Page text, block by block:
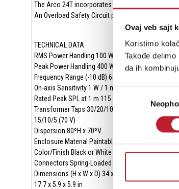
Ovaj veb sajt
Koristimo
Takođe
da ih
сагласности
The Arco 24T incorporates two 4” woofers with
An Overload Safety Circuit protects the speakers
TECHNICAL DATA
RMS Power Handling 100 W
Peak Power Handling 400 W
Frequency Range (-10 dB) 65 Hz-22 kHz
On-axis Sensitivity 1 W / 1 m 89 dB SPL
Rated Peak SPL at 1 m 115 dB
Transformer Taps 30/20/10 W (100 V)
15/10/5 (70 V)
Dispersion 80ºH x 70ºV
Enclosure Material Paintable ABS Plastic
Color/Finish Black or White
Connectors Spring-Loaded Terminals
Dimensions (H x W x D) 34 x 15 x 15 cm
17.7 x 5.9 x 5.9 in